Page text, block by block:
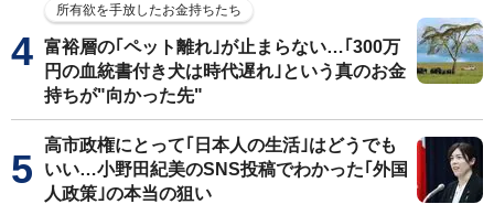
所有欲を手放したお金持ちたち
富裕層の｢ペット離れ｣が止まらない…｢300万
円の血統書付き犬は時代遅れ｣という真のお金
持ちが"向かった先"
高市政権にとって｢日本人の生活｣はどうでも
いい…小野田紀美のSNS投稿でわかった｢外国
人政策｣の本当の狙い